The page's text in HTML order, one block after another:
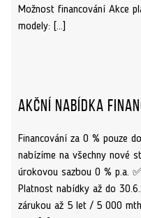
Možnost financování Akce
modely: […]
Akční nabídka
Financování za 0 % pouze
nabízíme na všechny nové
úrokovou sazbou 0 % p.a.
Platnost nabídky až do
zárukou až 5 let / 5 000